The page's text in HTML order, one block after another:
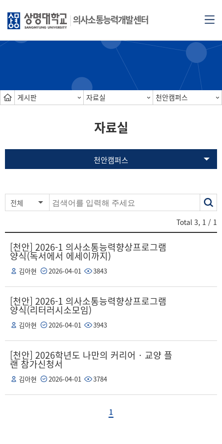
의사소통능력개발센터
게시판 자료실 천안캠퍼스
자료실
천안캠퍼스
전체
Total 3, 1 / 1
[천안] 2026-1 의사소통능력향상프로그램
양식(독서에서 에세이까지)
김아현 2026-04-01 3843
[천안] 2026-1 의사소통능력향상프로그램
양식(리터러시소모임)
김아현 2026-04-01 3943
[천안] 2026학년도 나만의 커리어‧교양 플
랜 참가신청서
김아현 2026-04-01 3784
1